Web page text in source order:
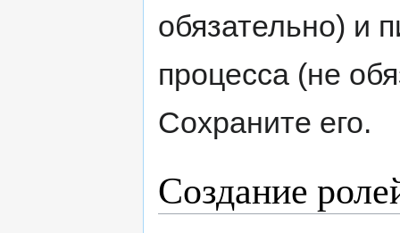
обязательно) и
процесса (не
Сохраните его.
Создание